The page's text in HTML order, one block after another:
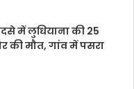
में लुधियाना की 25
की मौत, गांव में पसरा